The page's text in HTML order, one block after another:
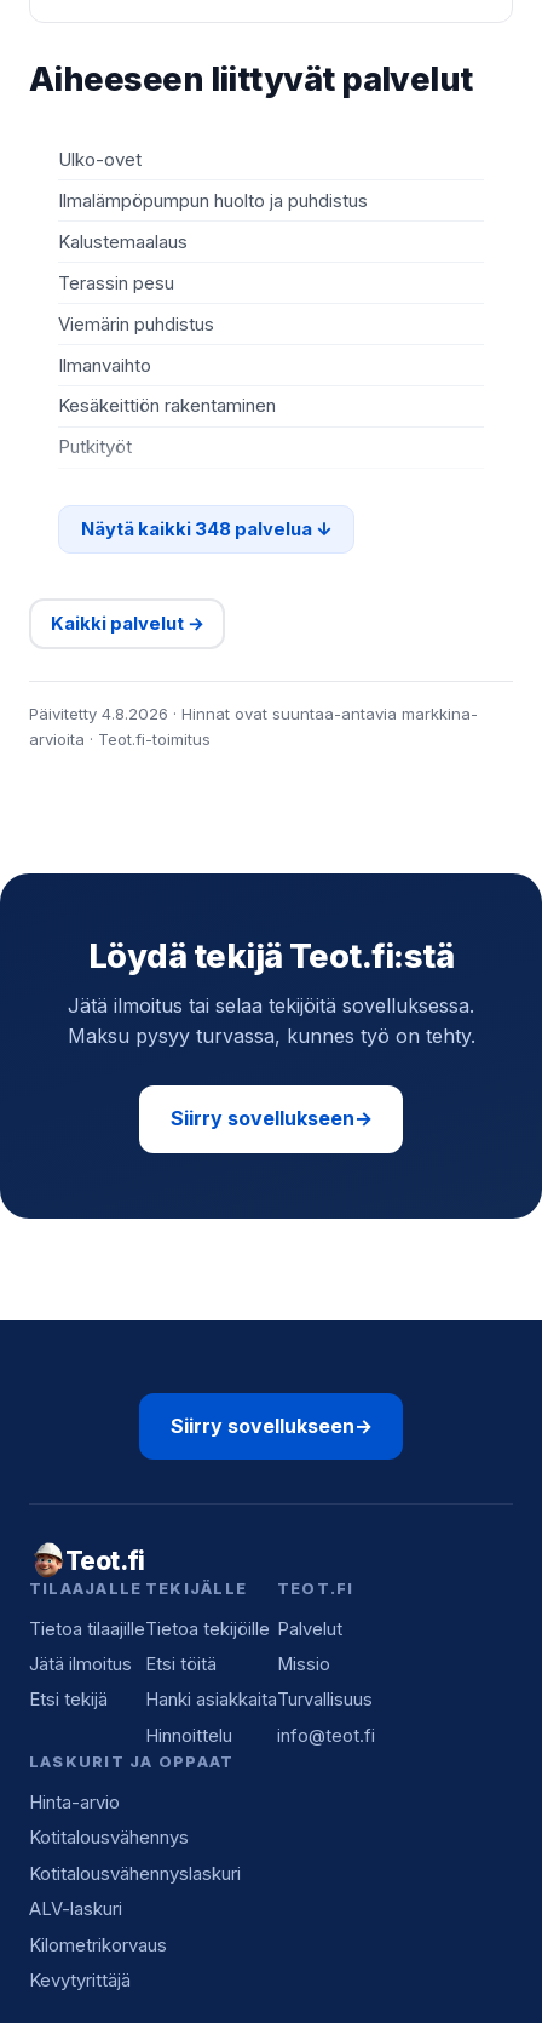
Aiheeseen liittyvät palvelut
Ulko-ovet
Ilmalämpöpumpun huolto ja puhdistus
Kalustemaalaus
Terassin pesu
Viemärin puhdistus
Ilmanvaihto
Kesäkeittiön rakentaminen
Putkityöt
Näytä kaikki 348 palvelua
Kaikki palvelut →
Päivitetty 4.8.2026 · Hinnat ovat suuntaa-antavia markkina-
arvioita · Teot.fi-toimitus
Löydä tekijä Teot.fi:stä
Jätä ilmoitus tai selaa tekijöitä sovelluksessa.
Maksu pysyy turvassa, kunnes työ on tehty.
Siirry sovellukseen→
Siirry sovellukseen→
Teot.fi
TILAAJALLE
Tietoa tilaajille
Jätä ilmoitus
Etsi tekijä
TEKIJÄLLE
Tietoa tekijöille
Etsi töitä
Hanki asiakkaita
Hinnoittelu
TEOT.FI
Palvelut
Missio
Turvallisuus
info@teot.fi
LASKURIT JA OPPAAT
Hinta-arvio
Kotitalousvähennys
Kotitalousvähennyslaskuri
ALV-laskuri
Kilometrikorvaus
Kevytyrittäjä